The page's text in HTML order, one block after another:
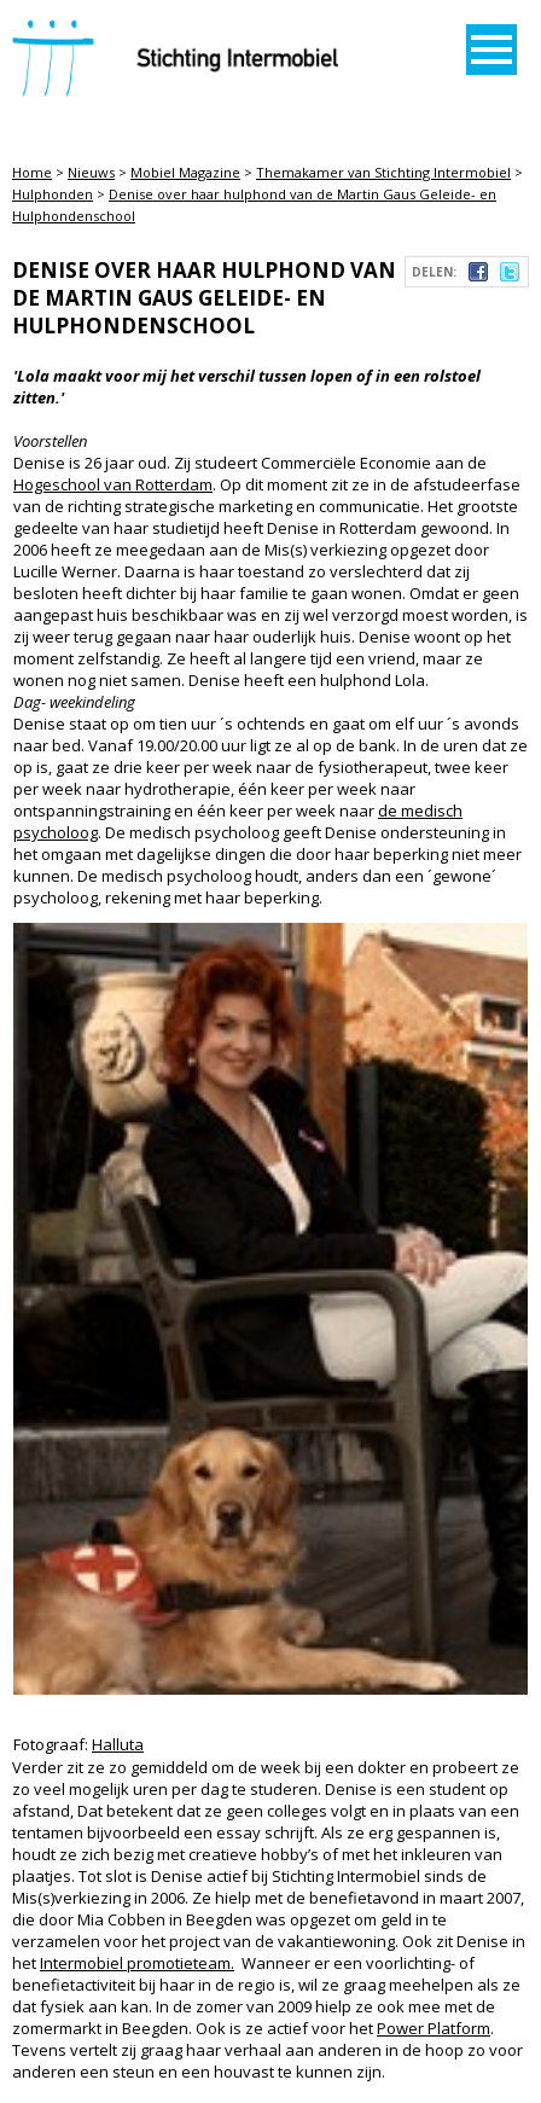
STICHTING INTERMOBIEL
Home > Nieuws > Mobiel Magazine > Themakamer van Stichting Intermobiel >
Hulphonden > Denise over haar hulphond van de Martin Gaus Geleide- en
Hulphondenschool
DELEN:
DENISE OVER HAAR HULPHOND VAN
DE MARTIN GAUS GELEIDE- EN
HULPHONDENSCHOOL
'Lola maakt voor mij het verschil tussen lopen of in een rolstoel
zitten.'
Voorstellen
Denise is 26 jaar oud. Zij studeert Commerciële Economie aan de
Hogeschool van Rotterdam. Op dit moment zit ze in de afstudeerfase
van de richting strategische marketing en communicatie. Het grootste
gedeelte van haar studietijd heeft Denise in Rotterdam gewoond. In
2006 heeft ze meegedaan aan de Mis(s) verkiezing opgezet door
Lucille Werner. Daarna is haar toestand zo verslechterd dat zij
besloten heeft dichter bij haar familie te gaan wonen. Omdat er geen
aangepast huis beschikbaar was en zij wel verzorgd moest worden, is
zij weer terug gegaan naar haar ouderlijk huis. Denise woont op het
moment zelfstandig. Ze heeft al langere tijd een vriend, maar ze
wonen nog niet samen. Denise heeft een hulphond Lola.
Dag- weekindeling
Denise staat op om tien uur ´s ochtends en gaat om elf uur ´s avonds
naar bed. Vanaf 19.00/20.00 uur ligt ze al op de bank. In de uren dat ze
op is, gaat ze drie keer per week naar de fysiotherapeut, twee keer
per week naar hydrotherapie, één keer per week naar
ontspanningstraining en één keer per week naarde medisch
psycholoog. De medisch psycholoog geeft Denise ondersteuning in
het omgaan met dagelijkse dingen die door haar beperking niet meer
kunnen. De medisch psycholoog houdt, anders dan een ´gewone´
psycholoog, rekening met haar beperking.
Fotograaf: Halluta
Verder zit ze zo gemiddeld om de week bij een dokter en probeert ze
zo veel mogelijk uren per dag te studeren. Denise is een student op
afstand, Dat betekent dat ze geen colleges volgt en in plaats van een
tentamen bijvoorbeeld een essay schrijft. Als ze erg gespannen is,
houdt ze zich bezig met creatieve hobby’s of met het inkleuren van
plaatjes. Tot slot is Denise actief bij Stichting Intermobiel sinds de
Mis(s)verkiezing in 2006. Ze hielp met de benefietavond in maart 2007,
die door Mia Cobben in Beegden was opgezet om geld in te
verzamelen voor het project van de vakantiewoning. Ook zit Denise in
hetIntermobiel promotieteam. Wanneer er een voorlichting- of
benefietactiviteit bij haar in de regio is, wil ze graag meehelpen als ze
dat fysiek aan kan. In de zomer van 2009 hielp ze ook mee met de
zomermarkt in Beegden. Ook is ze actief voor hetPower Platform.
Tevens vertelt zij graag haar verhaal aan anderen in de hoop zo voor
anderen een steun en een houvast te kunnen zijn.